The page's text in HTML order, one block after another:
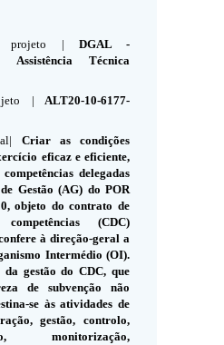
projeto | DGAL -
Assistência Técnica
| ALT20-10-6177-
Criar as condições
eficaz e eficiente,
delegadas
Gestão (AG) do POR
objeto do contrato de
(CDC)
à direção-geral a
Intermédio (OI).
gestão do CDC, que
de subvenção não
se às atividades de
gestão, controlo,
monitorização,